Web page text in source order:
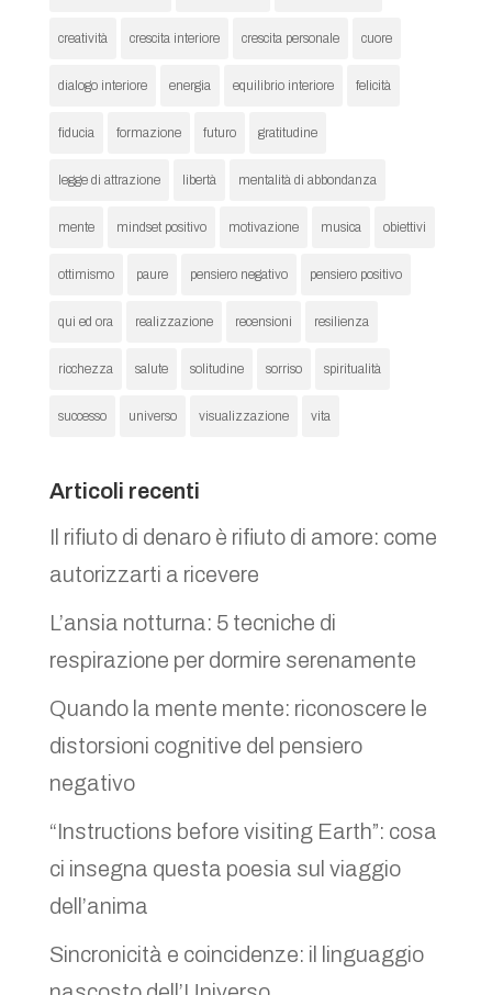
creatività crescita interiore crescita personale cuore
dialogo interiore energia equilibrio interiore felicità
fiducia formazione futuro gratitudine
legge di attrazione libertà mentalità di abbondanza
mente mindset positivo motivazione musica obiettivi
ottimismo paure pensiero negativo pensiero positivo
qui ed ora realizzazione recensioni resilienza
ricchezza salute solitudine sorriso spiritualità
successo universo visualizzazione vita
Articoli recenti
Il rifiuto di denaro è rifiuto di amore: come
autorizzarti a ricevere
L’ansia notturna: 5 tecniche di
respirazione per dormire serenamente
Quando la mente mente: riconoscere le
distorsioni cognitive del pensiero
negativo
“Instructions before visiting Earth”: cosa
ci insegna questa poesia sul viaggio
dell’anima
Sincronicità e coincidenze: il linguaggio